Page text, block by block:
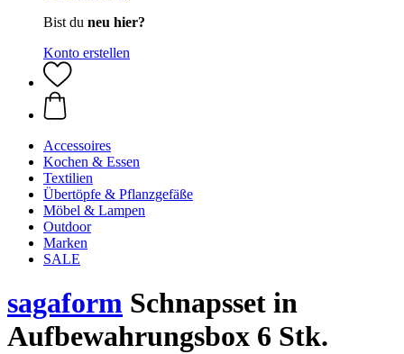
Bist du neu hier?
Konto erstellen
Accessoires
Kochen & Essen
Textilien
Übertöpfe & Pflanzgefäße
Möbel & Lampen
Outdoor
Marken
SALE
sagaform Schnapsset in
Aufbewahrungsbox 6 Stk.